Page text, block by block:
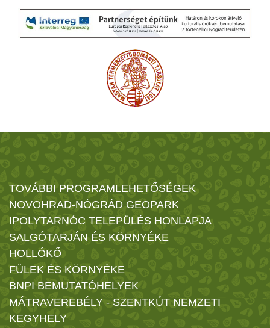
TOVÁBBI PROGRAMLEHETŐSÉGEK
NOVOHRAD-NÓGRÁD GEOPARK
IPOLYTARNÓC TELEPÜLÉS HONLAPJA
SALGÓTARJÁN ÉS KÖRNYÉKE
HOLLÓKŐ
FÜLEK ÉS KÖRNYÉKE
BNPI BEMUTATÓHELYEK
MÁTRAVEREBÉLY - SZENTKÚT NEMZETI
KEGYHELY